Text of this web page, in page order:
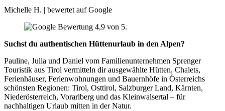
Michelle H. | bewertet auf Google
Suchst du authentischen Hüttenurlaub in den Alpen?
Pauline, Julia und Daniel vom Familienunternehmen Sprenger
Touristik aus Tirol vermitteln dir ausgewählte Hütten, Chalets,
Ferienhäuser, Ferienwohnungen und Bauernhöfe in Österreichs
schönsten Regionen: Tirol, Osttirol, Salzburger Land, Kärnten,
Niederösterreich, Vorarlberg und das Kleinwalsertal – für
nachhaltigen Urlaub mitten in der Natur.